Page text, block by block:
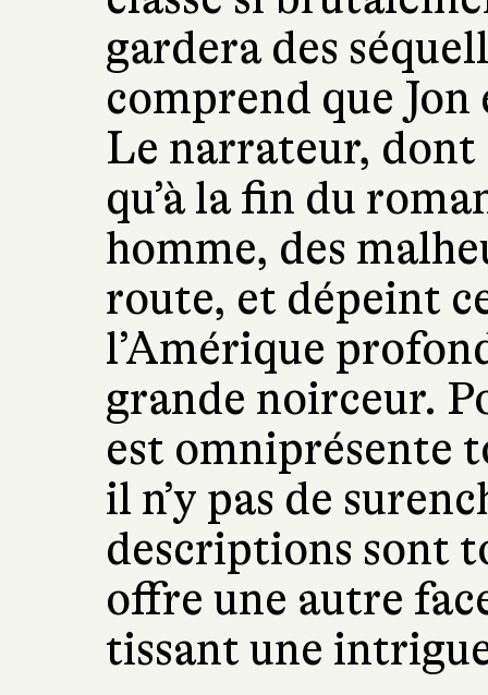
gardera des
comprend que
Le narrateur, dont
qu’à la fin du
homme, des
route, et dépeint
l’Amérique
grande noirceur.
est omniprésente
il n’y pas de
descriptions sont
offre une autre
tissant une